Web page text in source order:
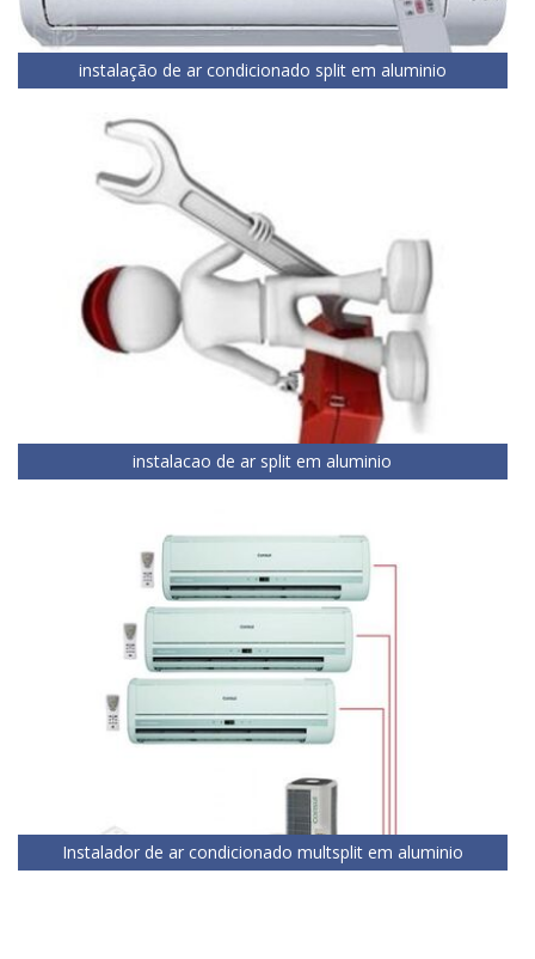
instalação de ar condicionado split em aluminio
instalacao de ar split em aluminio
Instalador de ar condicionado multsplit em aluminio